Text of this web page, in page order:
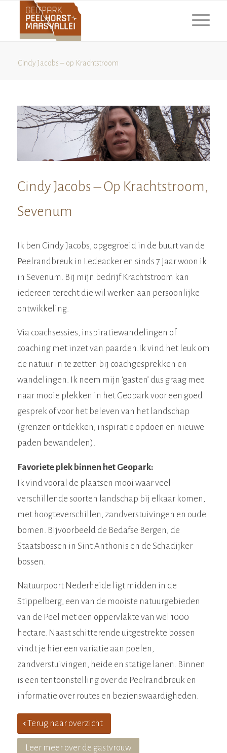
Cindy Jacobs – op Krachtstroom
Cindy Jacobs – Op Krachtstroom,
Sevenum
Ik ben Cindy Jacobs, opgegroeid in de buurt van de
Peelrandbreuk in Ledeacker en sinds 7 jaar woon ik
in Sevenum. Bij mijn bedrijf Krachtstroom kan
iedereen terecht die wil werken aan persoonlijke
ontwikkeling.
Via coachsessies, inspiratiewandelingen of
coaching met inzet van paarden.Ik vind het leuk om
de natuur in te zetten bij coachgesprekken en
wandelingen. Ik neem mijn ‘gasten’ dus graag mee
naar mooie plekken in het Geopark voor een goed
gesprek of voor het beleven van het landschap
(grenzen ontdekken, inspiratie opdoen en nieuwe
paden bewandelen).
Favoriete plek binnen het Geopark:
Ik vind vooral de plaatsen mooi waar veel
verschillende soorten landschap bij elkaar komen,
met hoogteverschillen, zandverstuivingen en oude
bomen. Bijvoorbeeld de Bedafse Bergen, de
Staatsbossen in Sint Anthonis en de Schadijker
bossen.
Natuurpoort Nederheide ligt midden in de
Stippelberg, een van de mooiste natuurgebieden
van de Peel met een oppervlakte van wel 1000
hectare. Naast schitterende uitgestrekte bossen
vindt je hier een variatie aan poelen,
zandverstuivingen, heide en statige lanen. Binnen
is een tentoonstelling over de Peelrandbreuk en
informatie over routes en bezienswaardigheden.
Terug naar overzicht
Leer meer over de gastvrouw